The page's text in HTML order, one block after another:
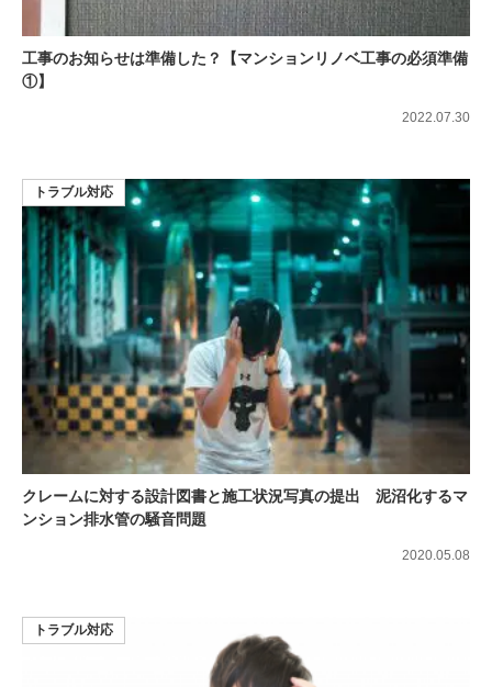
工事のお知らせは準備した？【マンションリノベ工事の必須準備
①】
2022.07.30
クレームに対する設計図書と施工状況写真の提出 泥沼化するマ
ンション排水管の騒音問題
トラブル対応
2020.05.08
トラブル対応